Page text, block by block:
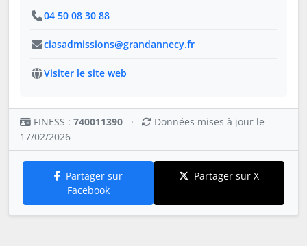
04 50 08 30 88
ciasadmissions@grandannecy.fr
Visiter le site web
FINESS : 740011390 ·
Données mises à jour le
17/02/2026
Partager sur
Facebook
Partager sur X